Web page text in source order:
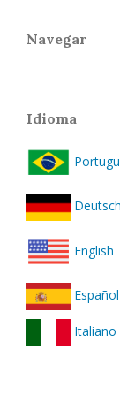
Navegar
Idioma
Deutsch
English
Italiano